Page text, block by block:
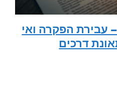
עבירת הפקרה ואי
דרכים